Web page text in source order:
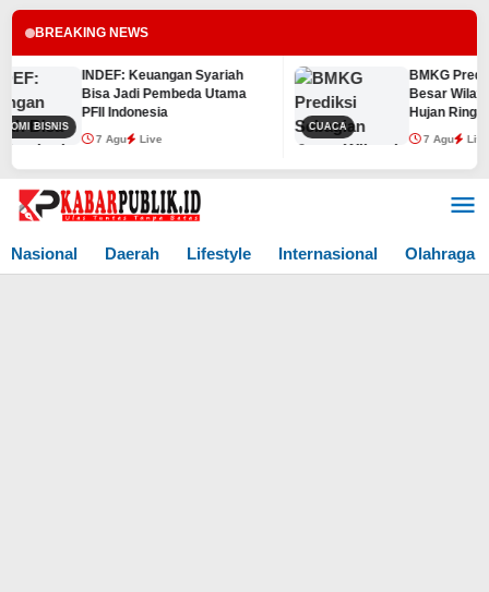
BREAKING NEWS
BISNIS
INDEF: Keuangan Syariah
Bisa Jadi Pembeda Utama
PFII Indonesia
7 Agu Live
CUACA
BMKG Prediksi
Besar Wilayah
Hujan Ringan
7 Agu Live
Lewati
Nasional
Daerah Lifestyle Internasional Olahraga